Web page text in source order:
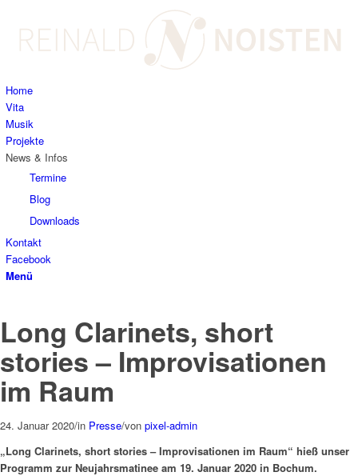
Home
Vita
Musik
Projekte
News & Infos
Termine
Blog
Downloads
Kontakt
Facebook
Menü
Long Clarinets, short
stories – Improvisationen
im Raum
24. Januar 2020/in Presse/von pixel-admin
„Long Clarinets, short stories – Improvisationen im Raum“ hieß unser
Programm zur Neujahrsmatinee am 19. Januar 2020 in Bochum.